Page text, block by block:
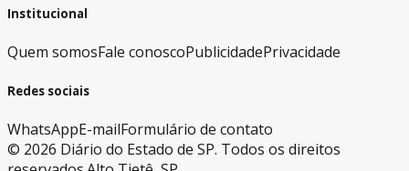
Institucional
Quem somosFale conoscoPublicidadePrivacidade
Redes sociais
WhatsAppE-mailFormulário de contato
© 2026 Diário do Estado de SP. Todos os direitos